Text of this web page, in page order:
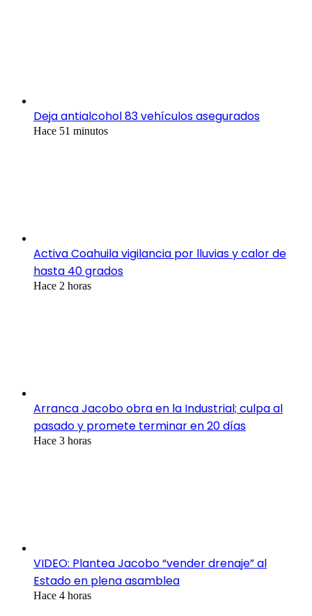
Deja antialcohol 83 vehículos asegurados
Hace 51 minutos
Activa Coahuila vigilancia por lluvias y calor de
hasta 40 grados
Hace 2 horas
Arranca Jacobo obra en la Industrial; culpa al
pasado y promete terminar en 20 días
Hace 3 horas
VIDEO: Plantea Jacobo “vender drenaje” al
Estado en plena asamblea
Hace 4 horas